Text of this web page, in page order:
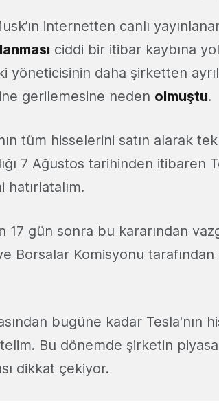
internetten canlı
ciddi bir itibar kaybına
yöneticisinin daha şirketten
gerilemesine neden olmuştu.
tüm hisselerini satın alarak
7 Ağustos tarihinden itibaren
hatırlatalım.
17 gün sonra bu kararından
Borsalar Komisyonu tarafından
bugüne kadar Tesla'nın
Bu dönemde şirketin piyasa
dikkat çekiyor.